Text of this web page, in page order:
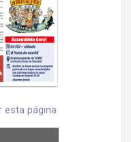
esta página